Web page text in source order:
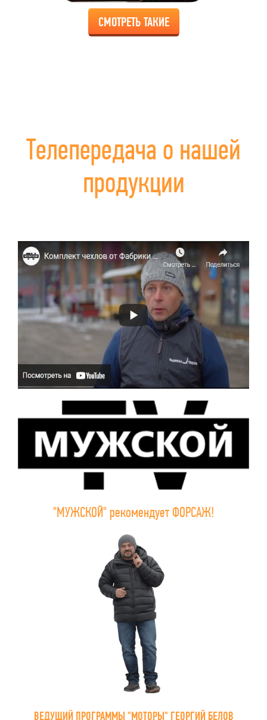
СМОТРЕТЬ ТАКИЕ
Телепередача о нашей
продукции
"МУЖСКОЙ" рекомендует ФОРСАЖ!
ВЕДУЩИЙ ПРОГРАММЫ "МОТОРЫ" ГЕОРГИЙ БЕЛОВ